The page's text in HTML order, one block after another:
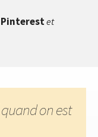
Pinterestet
quand on est